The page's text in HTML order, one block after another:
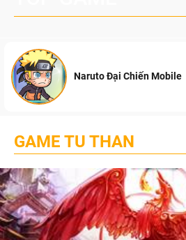
Naruto Đại Chiến Mobile
GAME TU THAN